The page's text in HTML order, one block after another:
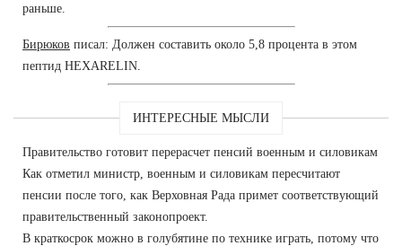
раньше.
Бирюков писал: Должен составить около 5,8 процента в этом
пептид HEXARELIN.
ИНТЕРЕСНЫЕ МЫСЛИ
Правительство готовит перерасчет пенсий военным и силовикам
Как отметил министр, военным и силовикам пересчитают
пенсии после того, как Верховная Рада примет соответствующий
правительственный законопроект.
В краткосрок можно в голубятине по технике играть, потому что